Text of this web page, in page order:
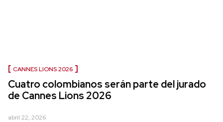
CANNES LIONS 2026
Cuatro colombianos serán parte del jurado
de Cannes Lions 2026
abril 22, 2026